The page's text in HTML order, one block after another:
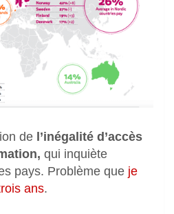
de l’inégalité d’accès
qui inquiète
pays. Problème que je
ans.